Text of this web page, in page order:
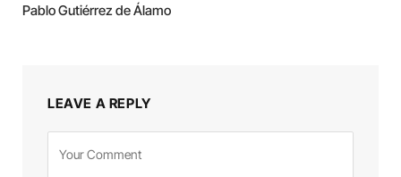
Pablo Gutiérrez de Álamo
LEAVE A REPLY